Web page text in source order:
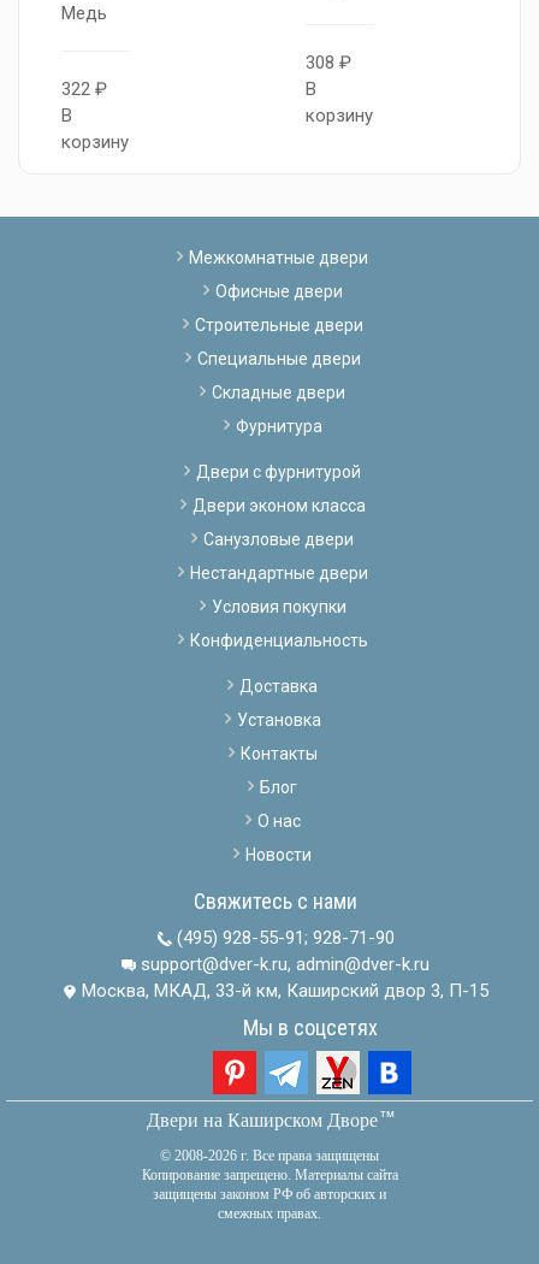
Медь
322 ₽
В
корзину
308 ₽
В
корзину
Межкомнатные двери
Офисные двери
Строительные двери
Специальные двери
Складные двери
Фурнитура
Двери с фурнитурой
Двери эконом класса
Санузловые двери
Нестандартные двери
Условия покупки
Конфиденциальность
Доставка
Установка
Контакты
Блог
О нас
Новости
Свяжитесь с нами
(495) 928-55-91; 928-71-90
support@dver-k.ru, admin@dver-k.ru
Москва, МКАД, 33-й км, Каширский двор 3, П-15
Мы в соцсетях
Двери на Каширском Дворетм
© 2008-2026 г. Все права защищены
Копирование запрещено. Материалы сайта
защищены законом РФ об авторских и
смежных правах.